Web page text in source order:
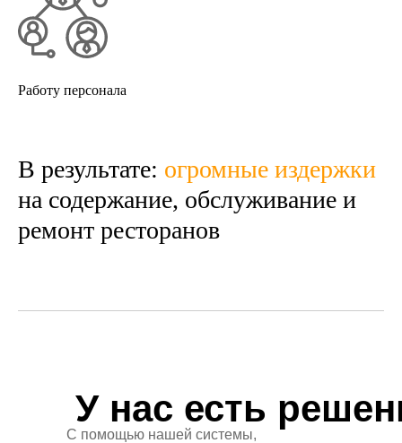
Работу персонала
В результате: огромные издержки
на содержание, обслуживание и
ремонт ресторанов
С помощью нашей системы,
У нас есть